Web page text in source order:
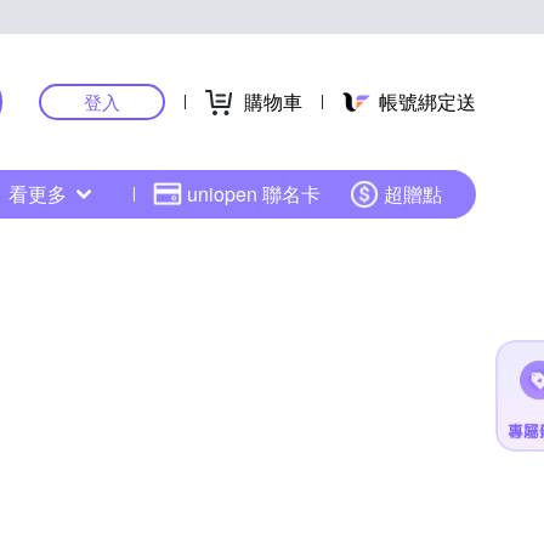
登入 購物車 帳號綁定送
看更多 uniopen 聯名卡 超贈點